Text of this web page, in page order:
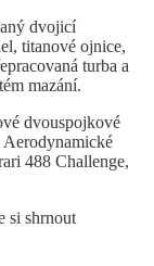
dvojicí
titanové ojnice,
turba a
mazání.
dvouspojkové
488 Challenge,
si shrnout